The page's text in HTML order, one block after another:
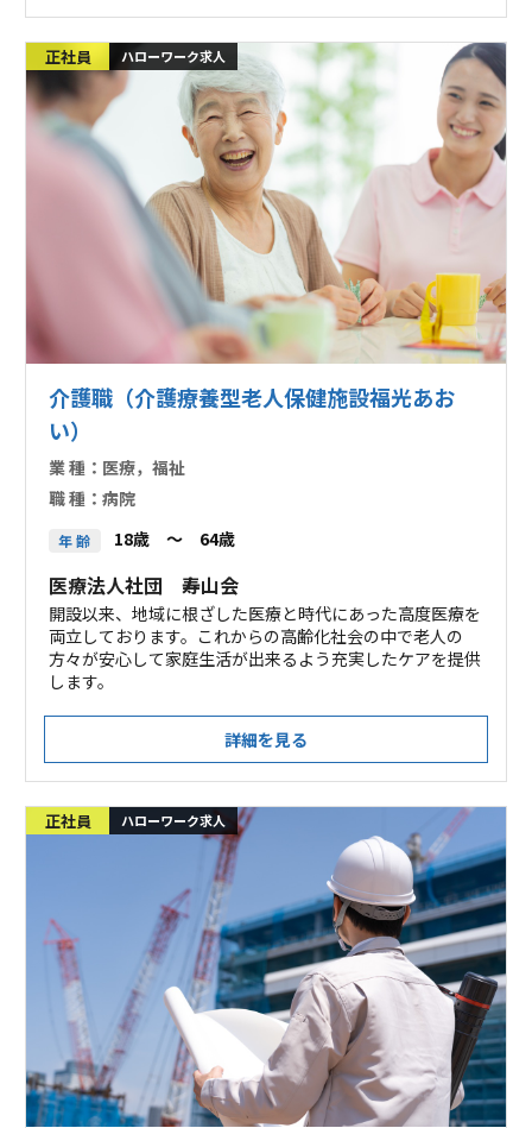
正社員 ハローワーク求人
介護職（介護療養型老人保健施設福光あお
い）
業 種： 医療，福祉
職 種： 病院
年 齢 18歳 ～ 64歳
医療法人社団 寿山会
開設以来、地域に根ざした医療と時代にあった高度医療を
両立しております。これからの高齢化社会の中で老人の
方々が安心して家庭生活が出来るよう充実したケアを提供
します。
詳細を見る
正社員 ハローワーク求人